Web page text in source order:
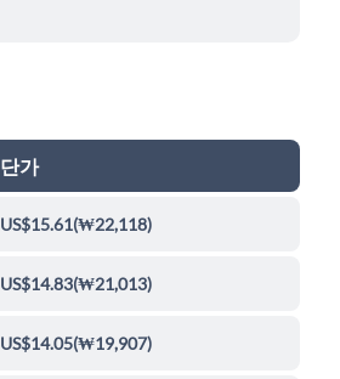
단가
US$15.61(₩22,118)
US$14.83(₩21,013)
US$14.05(₩19,907)